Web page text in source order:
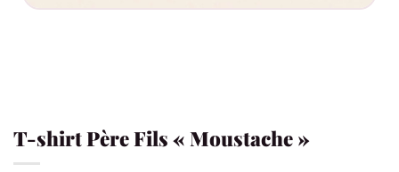
T-shirt Père Fils « Moustache »